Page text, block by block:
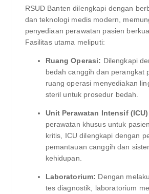
RSUD Banten dilengkapi dengan
dan teknologi medis modern,
penyediaan perawatan pasien
Fasilitas utama meliputi:
Ruang Operasi: Dilengkapi
bedah canggih dan perangkat
ruang operasi menyediakan
steril untuk prosedur bedah.
Unit Perawatan Intensif
perawatan khusus untuk
kritis, ICU dilengkapi dengan
pemantauan canggih dan
kehidupan.
Laboratorium: Dengan
tes diagnostik, laboratorium